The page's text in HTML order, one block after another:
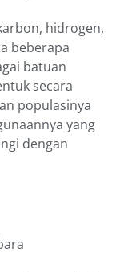
hidrogen,
beberapa
batuan
secara
populasinya
yang
dengan